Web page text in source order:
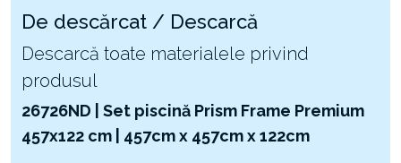
De descărcat / Descarcă
Descarcă toate materialele privind
produsul
26726ND | Set piscină Prism Frame Premium
457x122 cm | 457cm x 457cm x 122cm